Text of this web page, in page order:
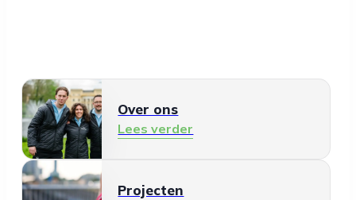
Over ons
Lees verder
Projecten